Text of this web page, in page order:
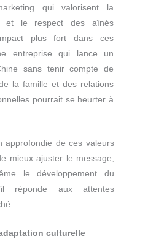
qui valorisent la
et le respect des aînés
plus fort dans ces
entreprise qui lance un
sans tenir compte de
de la famille et des relations
pourrait se heurter à
approfondie de ces valeurs
mieux ajuster le message,
le développement du
réponde aux attentes
culturelle